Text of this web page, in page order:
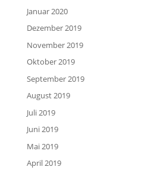
Januar 2020
Dezember 2019
November 2019
Oktober 2019
September 2019
August 2019
Juli 2019
Juni 2019
Mai 2019
April 2019